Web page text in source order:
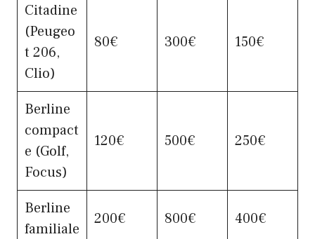
Citadine
(Peugeo
t 206,
Clio)
80€ 300€ 150€
Berline
compact
e (Golf,
Focus)
120€ 500€ 250€
Berline
familiale
200€ 800€ 400€